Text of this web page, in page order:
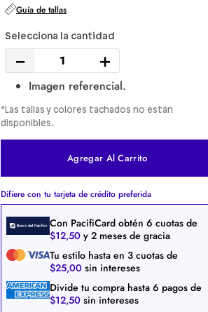
Guía de tallas
＋
－
Imagen referencial.
*Las tallas y colores tachados no están
disponibles.
Agregar Al Carrito
Difiere con tu tarjeta de crédito preferida
Con PacifiCard obtén 6 cuotas de
$12,50 y 2 meses de gracia
Tu estilo hasta en 3 cuotas de
$25,00 sin intereses
Divide tu compra hasta 6 pagos de
$12,50 sin intereses